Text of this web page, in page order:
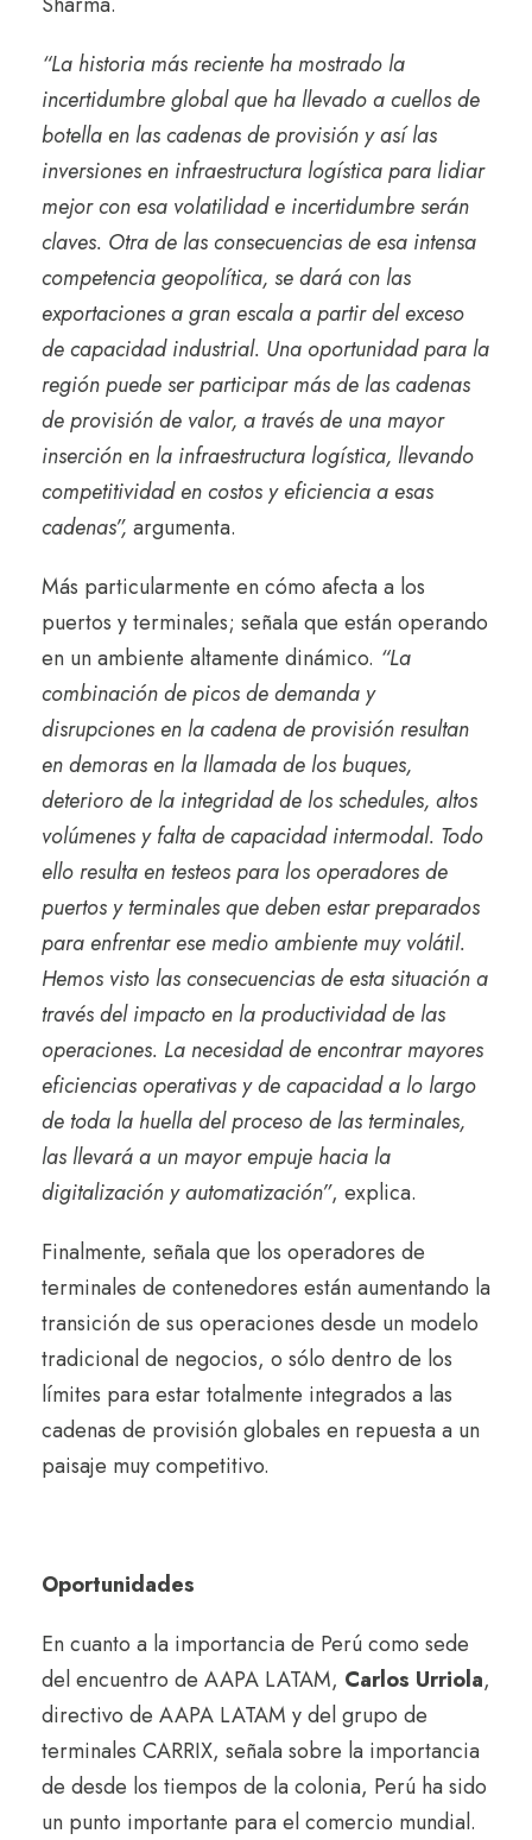
“La historia más reciente ha mostrado la
incertidumbre global que ha llevado a cuellos de
botella en las cadenas de provisión y así las
inversiones en infraestructura logística para lidiar
mejor con esa volatilidad e incertidumbre serán
claves. Otra de las consecuencias de esa intensa
competencia geopolítica, se dará con las
exportaciones a gran escala a partir del exceso
de capacidad industrial. Una oportunidad para la
región puede ser participar más de las cadenas
de provisión de valor, a través de una mayor
inserción en la infraestructura logística, llevando
competitividad en costos y eficiencia a esas
cadenas”, argumenta.
Más particularmente en cómo afecta a los
puertos y terminales; señala que están operando
en un ambiente altamente dinámico. “La
combinación de picos de demanda y
disrupciones en la cadena de provisión resultan
en demoras en la llamada de los buques,
deterioro de la integridad de los schedules, altos
volúmenes y falta de capacidad intermodal. Todo
ello resulta en testeos para los operadores de
puertos y terminales que deben estar preparados
para enfrentar ese medio ambiente muy volátil.
Hemos visto las consecuencias de esta situación a
través del impacto en la productividad de las
operaciones. La necesidad de encontrar mayores
eficiencias operativas y de capacidad a lo largo
de toda la huella del proceso de las terminales,
las llevará a un mayor empuje hacia la
digitalización y automatización”, explica.
Finalmente, señala que los operadores de
terminales de contenedores están aumentando la
transición de sus operaciones desde un modelo
tradicional de negocios, o sólo dentro de los
límites para estar totalmente integrados a las
cadenas de provisión globales en repuesta a un
paisaje muy competitivo.
Oportunidades
En cuanto a la importancia de Perú como sede
del encuentro de AAPA LATAM, Carlos Urriola,
directivo de AAPA LATAM y del grupo de
terminales CARRIX, señala sobre la importancia
de desde los tiempos de la colonia, Perú ha sido
un punto importante para el comercio mundial.